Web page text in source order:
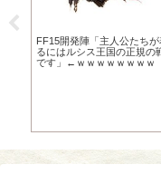
FF15開発陣「主人公たち
るにはルシス王国の正規の
です」←ｗｗｗｗｗｗｗｗ